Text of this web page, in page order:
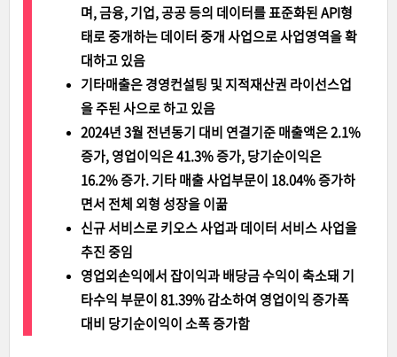
며, 금융, 기업, 공공 등의 데이터를 표준화된 API형
태로 중개하는 데이터 중개 사업으로 사업영역을 확
대하고 있음
기타매출은 경영컨설팅 및 지적재산권 라이선스업
을 주된 사으로 하고 있음
2024년 3월 전년동기 대비 연결기준 매출액은 2.1%
증가, 영업이익은 41.3% 증가, 당기순이익은
16.2% 증가. 기타 매출 사업부문이 18.04% 증가하
면서 전체 외형 성장을 이끎
신규 서비스로 키오스 사업과 데이터 서비스 사업을
추진 중임
영업외손익에서 잡이익과 배당금 수익이 축소돼 기
타수익 부문이 81.39% 감소하여 영업이익 증가폭
대비 당기순이익이 소폭 증가함